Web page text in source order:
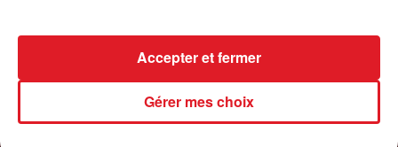
Gérer mes choix
Accepter et fermer